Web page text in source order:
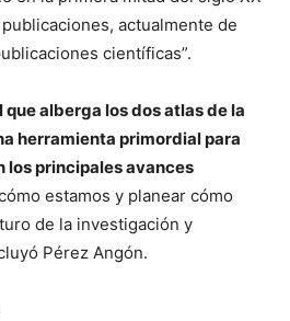
actualmente de
científicas”.
alberga los dos atlas de la
herramienta primordial para
los principales avances
estamos y planear cómo
de la investigación y
Pérez Angón.